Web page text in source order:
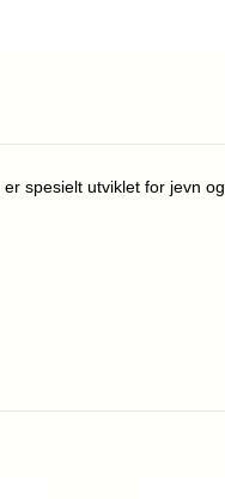
er spesielt utviklet for jevn